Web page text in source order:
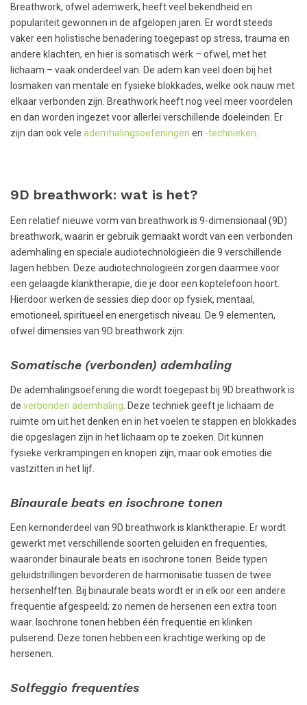
Breathwork, ofwel ademwerk, heeft veel bekendheid en
populariteit gewonnen in de afgelopen jaren. Er wordt steeds
vaker een holistische benadering toegepast op stress, trauma en
andere klachten, en hier is somatisch werk – ofwel, met het
lichaam – vaak onderdeel van. De adem kan veel doen bij het
losmaken van mentale en fysieke blokkades, welke ook nauw met
elkaar verbonden zijn. Breathwork heeft nog veel meer voordelen
en dan worden ingezet voor allerlei verschillende doeleinden. Er
zijn dan ook vele ademhalingsoefeningen en -technieken
9D breathwork: wat is het?
Een relatief nieuwe vorm van breathwork is 9-dimensionaal (9D)
breathwork, waarin er gebruik gemaakt wordt van een verbonden
ademhaling en speciale audiotechnologieën die 9 verschillende
lagen hebben. Deze audiotechnologieën zorgen daarmee voor
een gelaagde klanktherapie, die je door een koptelefoon hoort.
Hierdoor werken de sessies diep door op fysiek, mentaal,
emotioneel, spiritueel en energetisch niveau. De 9 elementen,
ofwel dimensies van 9D breathwork zijn:
Somatische (verbonden) ademhaling
De ademhalingsoefening die wordt toegepast bij 9D breathwork is
de verbonden ademhaling . Deze techniek geeft je lichaam de
ruimte om uit het denken en in het voelen te stappen en blokkades
die opgeslagen zijn in het lichaam op te zoeken. Dit kunnen
fysieke verkrampingen en knopen zijn, maar ook emoties die
vastzitten in het lijf.
Binaurale beats en isochrone tonen
Een kernonderdeel van 9D breathwork is klanktherapie. Er wordt
gewerkt met verschillende soorten geluiden en frequenties,
waaronder binaurale beats en isochrone tonen. Beide typen
geluidstrillingen bevorderen de harmonisatie tussen de twee
hersenhelften. Bij binaurale beats wordt er in elk oor een andere
frequentie afgespeeld; zo nemen de hersenen een extra toon
waar. Isochrone tonen hebben één frequentie en klinken
pulserend. Deze tonen hebben een krachtige werking op de
hersenen.
Solfeggio frequenties